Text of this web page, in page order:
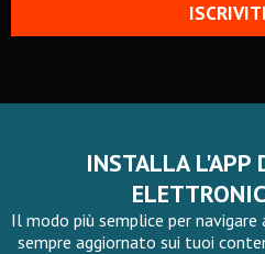
INSTALLA L'APP
Il modo più semplice per
sempre aggiornato sui tuoi